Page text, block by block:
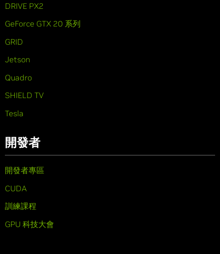
DRIVE PX2
GeForce GTX 20 系列
GRID
Jetson
Quadro
SHIELD TV
Tesla
開發者
開發者專區
CUDA
訓練課程
GPU 科技大會